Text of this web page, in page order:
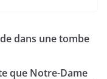
dans une tombe
que Notre-Dame